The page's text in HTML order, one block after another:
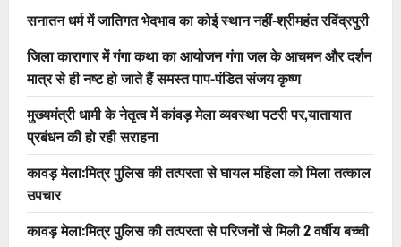
सनातन धर्म में जातिगत भेदभाव का कोई स्थान नहीं-श्रीमहंत रविंद्रपुरी
जिला कारागार में गंगा कथा का आयोजन गंगा जल के आचमन और दर्शन
मात्र से ही नष्ट हो जाते हैं समस्त पाप-पंडित संजय कृष्ण
मुख्यमंत्री धामी के नेतृत्व में कांवड़ मेला व्यवस्था पटरी पर,यातायात
प्रबंधन की हो रही सराहना
कावड़ मेला:मित्र पुलिस की तत्परता से घायल महिला को मिला तत्काल
उपचार
कावड़ मेला:मित्र पुलिस की तत्परता से परिजनों से मिली 2 वर्षीय बच्ची